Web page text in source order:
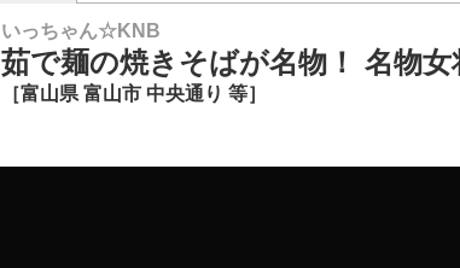
いっちゃん☆KNB
茹で麺の焼きそばが名物！ 名物
［富山県 富山市 中央通り 等］